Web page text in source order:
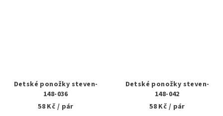
Detské ponožky steven-
148-036
58 Kč / pár
Detské ponožky steven-
148-042
58 Kč / pár